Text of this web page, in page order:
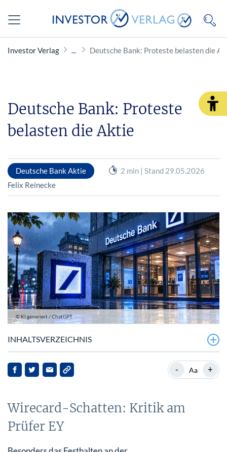
Investor Verlag Deutsche Bank: Proteste belasten die
Deutsche Bank: Proteste
belasten die Aktie
Deutsche Bank Aktie
2 min | Stand 29.05.2026
Felix Reinecke
© KI generiert / ChatGPT
INHALTSVERZEICHNIS
Wirecard-Schatten: Kritik am Prüfer EY
- Aa +
Wirecard-Schatten: Kritik am
Prüfer EY